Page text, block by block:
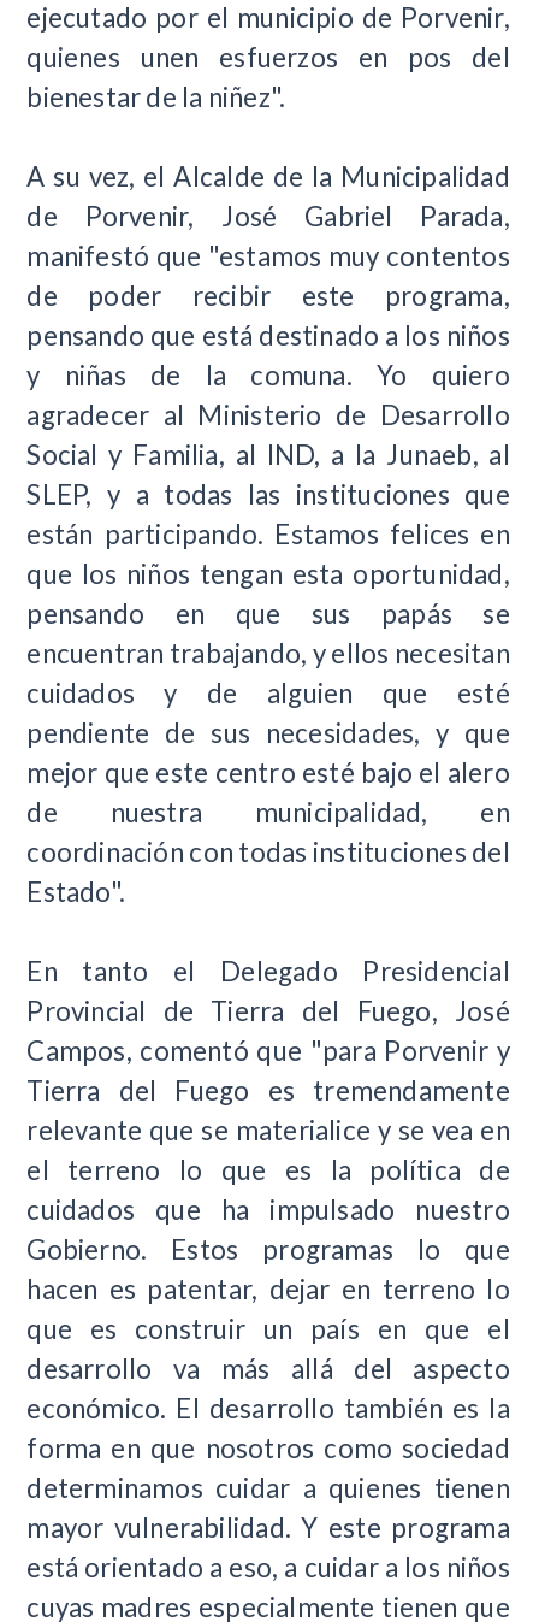
ejecutado por el municipio de Porvenir,
quienes unen esfuerzos en pos del
bienestar de la niñez".
A su vez, el Alcalde de la Municipalidad
de Porvenir, José Gabriel Parada,
manifestó que "estamos muy contentos
de poder recibir este programa,
pensando que está destinado a los niños
y niñas de la comuna. Yo quiero
agradecer al Ministerio de Desarrollo
Social y Familia, al IND, a la Junaeb, al
SLEP, y a todas las instituciones que
están participando. Estamos felices en
que los niños tengan esta oportunidad,
pensando en que sus papás se
encuentran trabajando, y ellos necesitan
cuidados y de alguien que esté
pendiente de sus necesidades, y que
mejor que este centro esté bajo el alero
de nuestra municipalidad, en
coordinación con todas instituciones del
Estado".
En tanto el Delegado Presidencial
Provincial de Tierra del Fuego, José
Campos, comentó que "para Porvenir y
Tierra del Fuego es tremendamente
relevante que se materialice y se vea en
el terreno lo que es la política de
cuidados que ha impulsado nuestro
Gobierno. Estos programas lo que
hacen es patentar, dejar en terreno lo
que es construir un país en que el
desarrollo va más allá del aspecto
económico. El desarrollo también es la
forma en que nosotros como sociedad
determinamos cuidar a quienes tienen
mayor vulnerabilidad. Y este programa
está orientado a eso, a cuidar a los niños
cuyas madres especialmente tienen que